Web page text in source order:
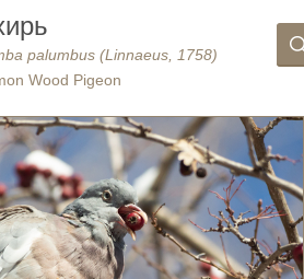
palumbus (Linnaeus, 1758)
Wood Pigeon